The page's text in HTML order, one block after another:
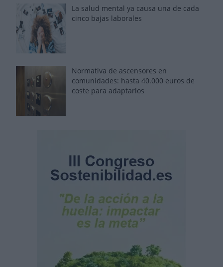
La salud mental ya causa una de cada
cinco bajas laborales
Normativa de ascensores en
comunidades: hasta 40.000 euros de
coste para adaptarlos